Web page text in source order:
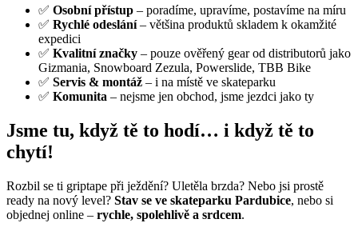
✅ Osobní přístup – poradíme, upravíme, postavíme na míru
✅ Rychlé odeslání– většina produktů skladem k okamžité
expedici
✅ Kvalitní značky – pouze ověřený gear od distributorů jako
Gizmania, Snowboard Zezula, Powerslide, TBB Bike
✅ Servis & montáž – i na místě ve skateparku
✅ Komunita – nejsme jen obchod, jsme jezdci jako ty
Jsme tu, když tě to hodí… i když tě to
chytí!
Rozbil se ti griptape při ježdění? Uletěla brzda? Nebo jsi prostě
ready na nový level? Stav se ve skateparku Pardubice, nebo si
objednej online – rychle, spolehlivě a srdcem.